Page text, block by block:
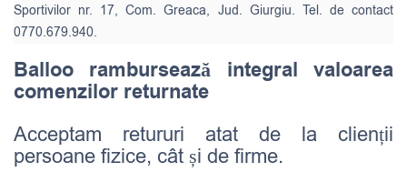
Sportivilor nr. 17, Com. Greaca, Jud. Giurgiu. Tel. de contact
0770.679.940.
Balloo rambursează integral valoarea
comenzilor returnate
Acceptam retururi atat de la clienții
persoane fizice, cât și de firme.